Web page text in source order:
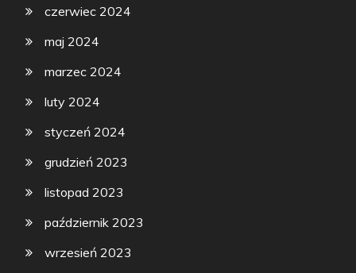
czerwiec 2024
maj 2024
marzec 2024
luty 2024
styczeń 2024
grudzień 2023
listopad 2023
październik 2023
wrzesień 2023